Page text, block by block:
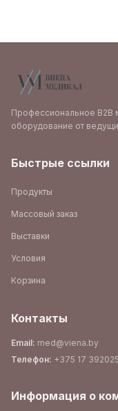
Профессиональное B2B
оборудование от
Быстрые ссылки
Продукты
Массовый заказ
Выставки
Условия
Корзина
Контакты
Email: med@viena.by
Телефон: +375 17
Информация о